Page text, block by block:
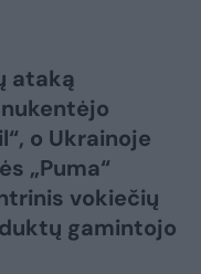
ataką
o Ukrainoje
„Puma“
vokiečių
gamintojo